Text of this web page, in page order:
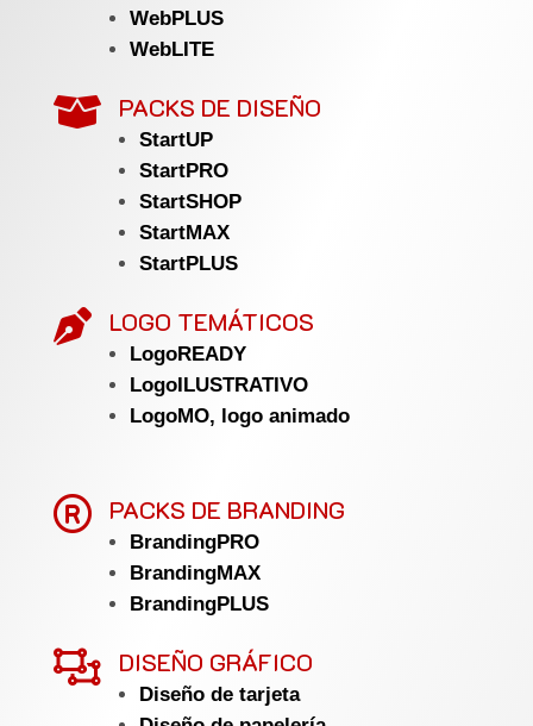
WebPLUS
WebLITE
 PACKS DE DISEÑO
StartUP
StartPRO
StartSHOP
StartMAX
StartPLUS
 LOGO TEMÁTICOS
LogoREADY
LogoILUSTRATIVO
LogoMO, logo animado
 PACKS DE BRANDING
BrandingPRO
BrandingMAX
BrandingPLUS
 DISEÑO GRÁFICO
Diseño de tarjeta